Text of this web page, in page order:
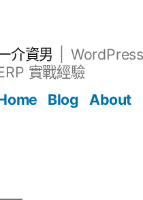
介資男
實戰經驗
Blog About